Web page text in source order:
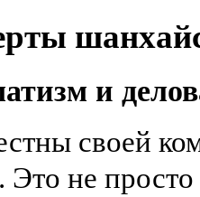
и
своей
Это не